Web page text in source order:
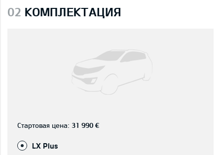
02 КОМПЛЕКТАЦИЯ
Стартовая цена: 31 990 €
LX Plus